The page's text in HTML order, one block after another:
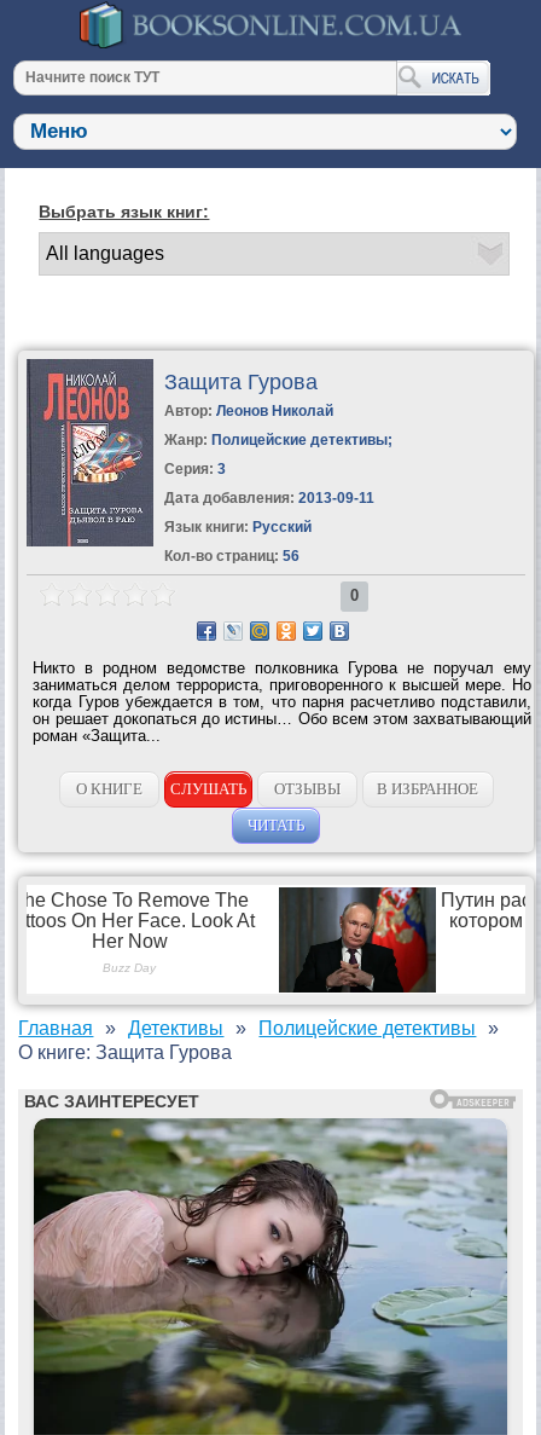
Выбрать язык книг:
Защита Гурова
Автор: Леонов Николай
Жанр: Полицейские детективы;
Серия: 3
Дата добавления: 2013-09-11
Язык книги: Русский
Кол-во страниц: 56
0
Никто в родном ведомстве полковника Гурова не поручал ему
заниматься делом террориста, приговоренного к высшей мере. Но
когда Гуров убеждается в том, что парня расчетливо подставили,
он решает докопаться до истины… Обо всем этом захватывающий
роман «Защита...
О КНИГЕ СЛУШАТЬ ОТЗЫВЫ
В ИЗБРАННОЕ
ЧИТАТЬ
Главная Детективы
Полицейские детективы
О книге: Защита Гурова